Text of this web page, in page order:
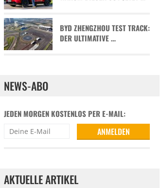
BYD ZHENGZHOU TEST TRACK:
DER ULTIMATIVE …
NEWS-ABO
JEDEN MORGEN KOSTENLOS PER E-MAIL:
AKTUELLE ARTIKEL